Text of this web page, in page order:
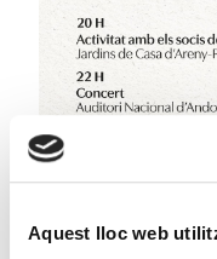
Aquest lloc web